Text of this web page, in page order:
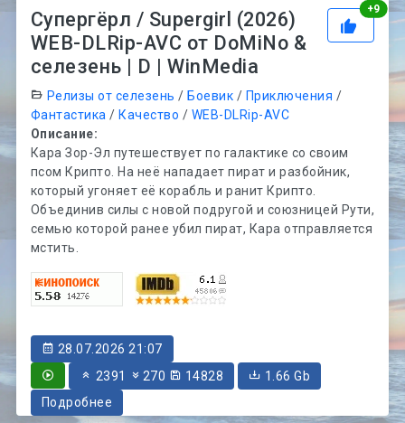
+9
Супергёрл / Supergirl (2026)
WEB-DLRip-AVC от DoMiNo &
селезень | D | WinMedia
Релизы от селезень / Боевик / Приключения /
Фантастика / Качество / WEB-DLRip-AVC
Описание:
Кара Зор-Эл путешествует по галактике со своим
псом Крипто. На неё нападает пират и разбойник,
который угоняет её корабль и ранит Крипто.
Объединив силы с новой подругой и союзницей Рути,
семью которой ранее убил пират, Кара отправляется
мстить.
28.07.2026 21:07
2391
270 14828
1.66 Gb
Подробнее